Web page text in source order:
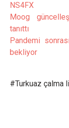
NS4FX
Moog
tanıttı
Pandemi
bekliyor
#Turkuaz çalma